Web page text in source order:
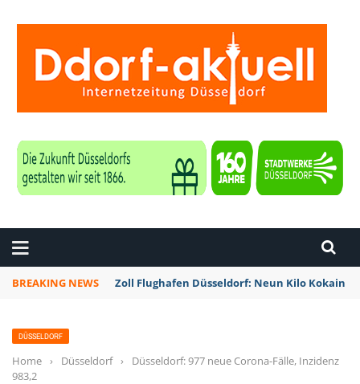
BREAKING NEWS Zoll Flughafen Düsseldorf: Neun Kilo Kokain
DÜSSELDORF
Home › Düsseldorf ›
Düsseldorf: 977 neue Corona-Fälle, Inzidenz
983,2